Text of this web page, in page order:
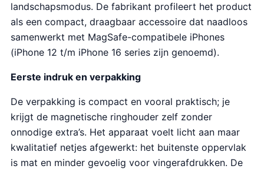
landschapsmodus. De fabrikant profileert het product
als een compact, draagbaar accessoire dat naadloos
samenwerkt met MagSafe-compatibele iPhones
(iPhone 12 t/m iPhone 16 series zijn genoemd).
Eerste indruk en verpakking
De verpakking is compact en vooral praktisch; je
krijgt de magnetische ringhouder zelf zonder
onnodige extra’s. Het apparaat voelt licht aan maar
kwalitatief netjes afgewerkt: het buitenste oppervlak
is mat en minder gevoelig voor vingerafdrukken. De